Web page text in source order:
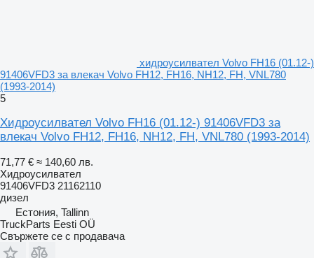
хидроусилвател Volvo FH16 (01.12-)
91406VFD3 за влекач Volvo FH12, FH16, NH12, FH, VNL780
(1993-2014)
5
Хидроусилвател Volvo FH16 (01.12-) 91406VFD3 за
влекач Volvo FH12, FH16, NH12, FH, VNL780 (1993-2014)
71,77 € ≈ 140,60 лв.
Хидроусилвател
91406VFD3 21162110
дизел
Естония, Tallinn
TruckParts Eesti OÜ
Свържете се с продавача